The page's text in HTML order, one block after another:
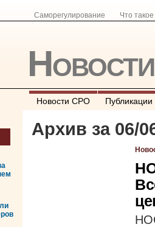
Саморегулирование Что
Новости СРО Публикации
Архив за 06/